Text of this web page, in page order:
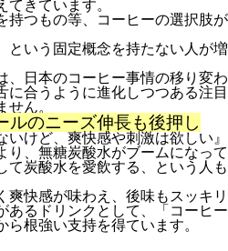
きています。
つもの等、コーヒーの選択肢が
いう固定概念を持たない人が増
、日本のコーヒー事情の移り変わ
に合うように進化しつつある注目
せん。
ルのニーズ伸長も後押し
いけど、爽快感や刺激は欲しい 』
り、無糖炭酸水がブームになって
て炭酸水を愛飲する、という人も
爽快感が味わえ、後味もスッキリ
あるドリンクとして、「コーヒー
根強い支持を得ています。